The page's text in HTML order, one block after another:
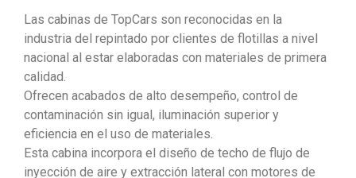
Las cabinas de TopCars son reconocidas en la
industria del repintado por clientes de flotillas a nivel
nacional al estar elaboradas con materiales de primera
calidad.
Ofrecen acabados de alto desempeño, control de
contaminación sin igual, iluminación superior y
eficiencia en el uso de materiales.
Esta cabina incorpora el diseño de techo de flujo de
inyección de aire y extracción lateral con motores de